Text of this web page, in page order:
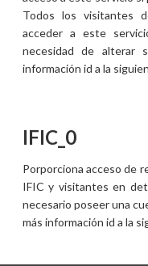
Todos los visitantes
acceder a este
necesidad de alterar
información id a la
IFIC_0
Porporciona acceso de
IFIC y visitantes en
necesario poseer una
más información id a la